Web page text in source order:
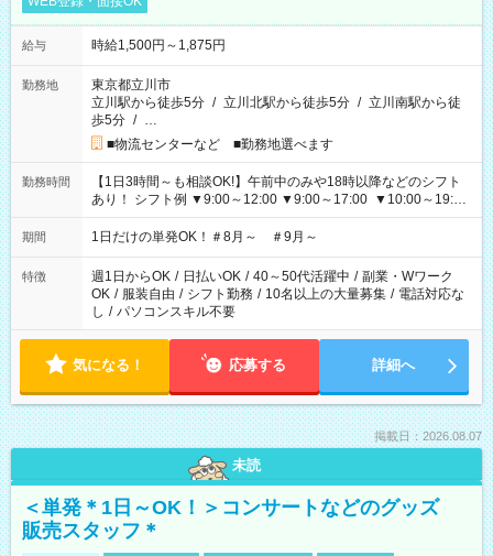
給与 時給1,500円～1,875円
勤務地
東京都立川市
立川駅から徒歩5分 / 立川北駅から徒歩5分 / 立川南駅から徒
歩5分 / …
■物流センターなど ■勤務地選べます
勤務時間
【1日3時間～も相談OK!】午前中のみや18時以降などのシフト
あり！ シフト例 ▼9:00～12:00 ▼9:00～17:00 ▼10:00～19:00
▼18:00～21:00
期間 1日だけの単発OK！＃8月～ ＃9月～
特徴 週1日からOK / 日払いOK / 40～50代活躍中 / 副業・Wワーク
OK / 服装自由 / シフト勤務 / 10名以上の大量募集 / 電話対応な
し / パソコンスキル不要
気になる！ 応募する 詳細へ
掲載日：2026.08.07
未読
＜単発＊1日～OK！＞コンサートなどのグッズ
販売スタッフ＊